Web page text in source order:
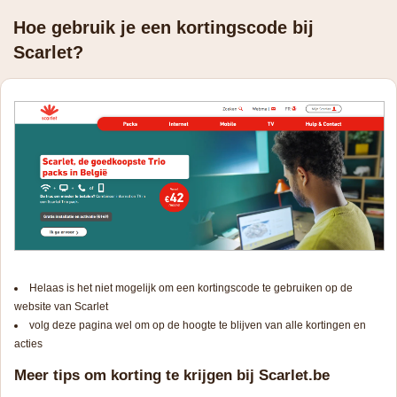
Hoe gebruik je een kortingscode bij
Scarlet?
Helaas is het niet mogelijk om een kortingscode te gebruiken op de
website van Scarlet
volg deze pagina wel om op de hoogte te blijven van alle kortingen en
acties
Meer tips om korting te krijgen bij Scarlet.be